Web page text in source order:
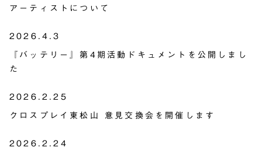
アーティストについて
2026.4.3
『バッテリー』第4期活動ドキュメントを公開しまし
た
2026.2.25
クロスプレイ東松山 意見交換会を開催します
2026.2.24